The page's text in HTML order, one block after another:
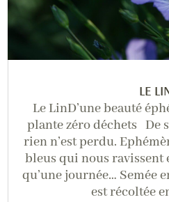
LE
Le LinD’une beauté
plante zéro déchets De
rien n’est perdu.
bleus qui nous
qu’une journée… Semée
est récoltée